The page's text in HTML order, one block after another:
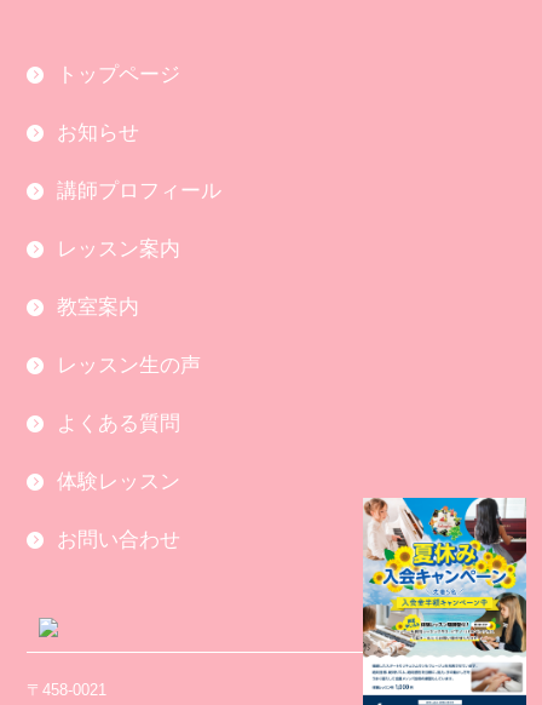
トップページ
お知らせ
講師プロフィール
レッスン案内
教室案内
レッスン生の声
よくある質問
体験レッスン
お問い合わせ
〒458-0021